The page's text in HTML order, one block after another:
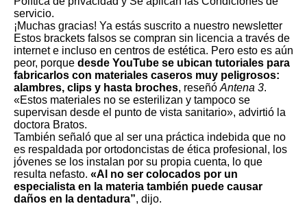
servicio.
¡Muchas gracias! Ya estás suscrito a nuestro newsletter
Estos brackets falsos se compran sin licencia a través de
internet e incluso en centros de estética. Pero esto es aún
peor, porque desde YouTube se ubican tutoriales para
fabricarlos con materiales caseros muy peligrosos:
alambres, clips y hasta broches, reseñó Antena 3.
«Estos materiales no se esterilizan y tampoco se
supervisan desde el punto de vista sanitario», advirtió la
doctora Bratos.
También señaló que al ser una práctica indebida que no
es respaldada por ortodoncistas de ética profesional, los
jóvenes se los instalan por su propia cuenta, lo que
resulta nefasto. «Al no ser colocados por un
especialista en la materia también puede causar
daños en la dentadura”, dijo.